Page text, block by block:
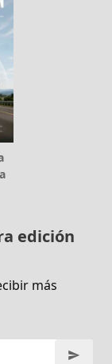
edición
más